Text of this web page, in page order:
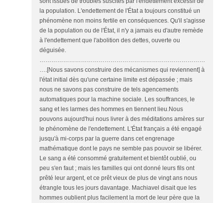
la population. L'endettement de l'État a toujours constitué un
phénomène non moins fertile en conséquences. Qu'il s'agisse
de la population ou de l'État, il n'y a jamais eu d'autre remède
à l'endettement que l'abolition des dettes, ouverte ou
déguisée.
…………………………………………………………………………
….[Nous savons construire des mécanismes qui reviennent] à
l'état initial dès qu'une certaine limite est dépassée ; mais
nous ne savons pas construire de tels agencements
automatiques pour la machine sociale. Les souffrances, le
sang et les larmes des hommes en tiennent lieu.Nous
pouvons aujourd'hui nous livrer à des méditations amères sur
le phénomène de l'endettement. L'État français a été engagé
jusqu'à mi-corps par la guerre dans cet engrenage
mathématique dont le pays ne semble pas pouvoir se libérer.
Le sang a été consommé gratuitement et bientôt oublié, ou
peu s'en faut ; mais les familles qui ont donné leurs fils ont
prêté leur argent, et ce prêt vieux de plus de vingt ans nous
étrangle tous les jours davantage. Machiavel disait que les
hommes oublient plus facilement la mort de leur père que la